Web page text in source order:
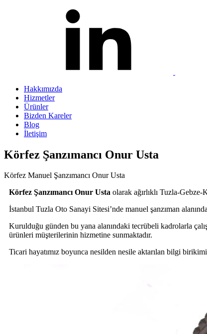
Hakkımızda
Hizmetler
Ürünler
Bizden Kareler
Blog
İletişim
Körfez Şanzımancı Onur Usta
Körfez Manuel Şanzımancı Onur Usta
Körfez Şanzımancı Onur Usta olarak ağırlıklı Tuzla-
İstanbul Tuzla Oto Sanayi Sitesi’nde manuel şanzıman
Kurulduğu günden bu yana alanındaki tecrübeli kadrolarla
ürünleri müşterilerinin hizmetine sunmaktadır.
Ticari hayatımız boyunca nesilden nesile aktarılan bilgi